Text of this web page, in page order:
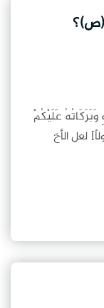
(ص)؟
وَبَرَكَاتُهُ عَلَيْكُمْ
لعل الأخ